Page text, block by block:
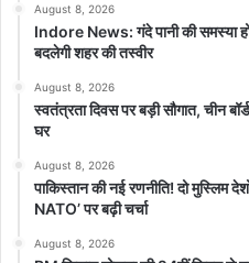
छोटे पैक में ही मिलेगी दवा
सरकार ने एक और बड़ा बदलाव किया
सिंगल-यूनिट पैक में ही बेची जाएंगी.
5 ml, 10 ml जैसी छोटी पैकिंग
एक बार की डोज वाला पैक
August 8, 2026
Indore News: गंदे पानी की समस्या
बदलेगी शहर की तस्वीर
August 8, 2026
स्वतंत्रता दिवस पर बड़ी सौगात, चीन
घर
August 8, 2026
पाकिस्तान की नई रणनीति! दो मुस्लिम
NATO’ पर बढ़ी चर्चा
August 8, 2026